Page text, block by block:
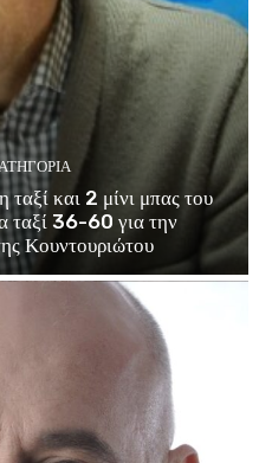
και 2 μίνι μπας του
ταξί 36-60 για την
Κουντουριώτου